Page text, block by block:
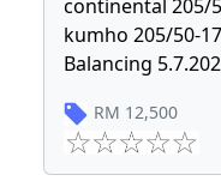
continental 205/
kumho 205/50-
Balancing
RM 12,500